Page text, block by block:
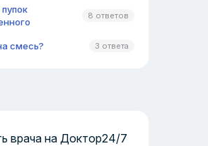
8 ответов
смесь? 3 ответа
врача на Доктор24/7